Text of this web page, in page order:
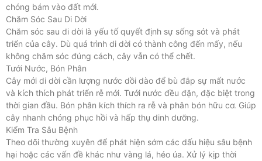
chóng bám vào đất mới.
Chăm Sóc Sau Di Dời
Chăm sóc sau di dời là yếu tố quyết định sự sống sót và phát
triển của cây. Dù quá trình di dời có thành công đến mấy, nếu
không chăm sóc đúng cách, cây vẫn có thể chết.
Tưới Nước, Bón Phân
Cây mới di dời cần lượng nước dồi dào để bù đắp sự mất nước
và kích thích phát triển rễ mới. Tưới nước đều đặn, đặc biệt trong
thời gian đầu. Bón phân kích thích ra rễ và phân bón hữu cơ. Giúp
cây nhanh chóng phục hồi và hấp thụ dinh dưỡng.
Kiểm Tra Sâu Bệnh
Theo dõi thường xuyên để phát hiện sớm các dấu hiệu sâu bệnh
hại hoặc các vấn đề khác như vàng lá, héo úa. Xử lý kịp thời